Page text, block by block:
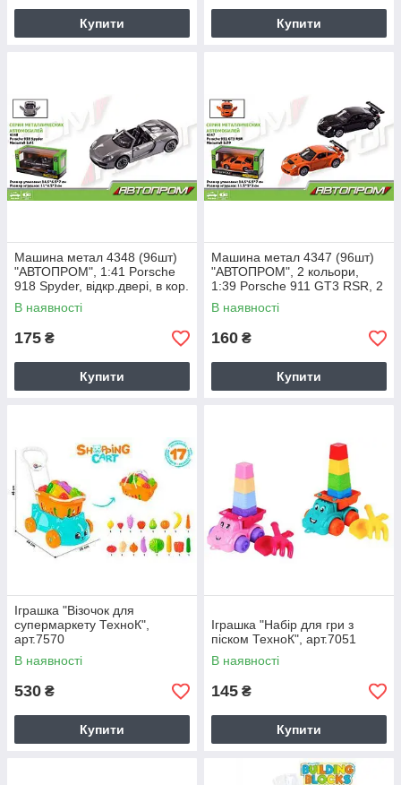
Купити Купити
Машина метал 4348 (96шт)
"АВТОПРОМ", 1:41 Porsche
918 Spyder, відкр.двері, в кор.
14,5 * 6,5 * 7см
В наявності
175 ₴
Купити
Машина метал 4347 (96шт)
"АВТОПРОМ", 2 кольори,
1:39 Porsche 911 GT3 RSR, 2
кольори, відкр.двері, в кор. 14
В наявності
160 ₴
Купити
Іграшка "Візочок для
супермаркету ТехноК",
арт.7570
В наявності
530 ₴
Купити
Іграшка "Набір для гри з
піском ТехноК", арт.7051
В наявності
145 ₴
Купити